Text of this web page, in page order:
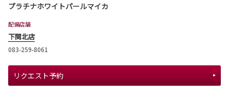
プラチナホワイトパールマイカ
配備店舗
下関北店
083-259-8061
リクエスト予約